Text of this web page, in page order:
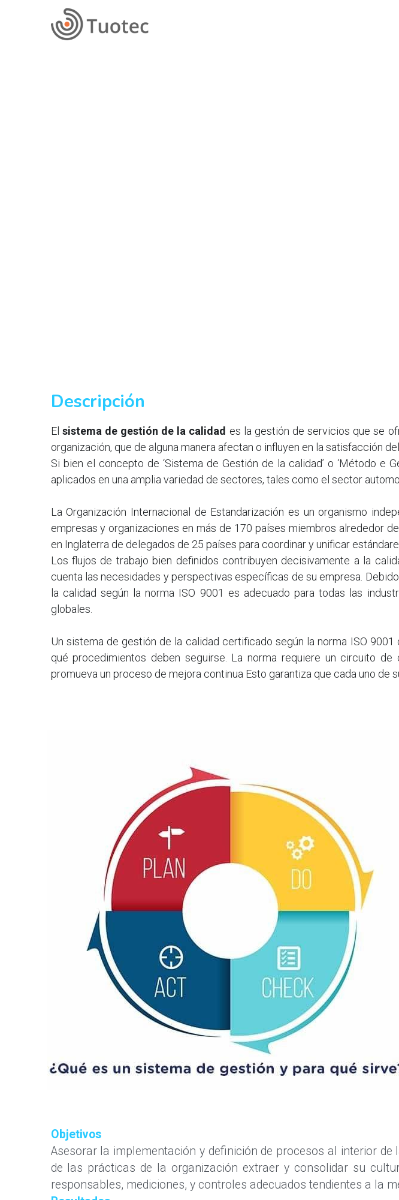
Descripción
El sistema de gestión de la calidad es la gestión de servicios que se
organización, que de alguna manera afectan o influyen en la satisfacción
Si bien el concepto de ‘Sistema de Gestión de la calidad’ o ‘Método e
aplicados en una amplia variedad de sectores, tales como el sector
La Organización Internacional de Estandarización es un organismo
empresas y organizaciones en más de 170 países miembros alrededor
en Inglaterra de delegados de 25 países para coordinar y unificar
Los flujos de trabajo bien definidos contribuyen decisivamente a la
cuenta las necesidades y perspectivas específicas de su empresa.
la calidad según la norma ISO 9001 es adecuado para todas las
globales.
Un sistema de gestión de la calidad certificado según la norma ISO
qué procedimientos deben seguirse. La norma requiere un circuito
promueva un proceso de mejora continua Esto garantiza que cada uno de
Objetivos
Asesorar la implementación y definición de procesos al interior
de las prácticas de la organización extraer y consolidar su
responsables, mediciones, y controles adecuados tendientes a la